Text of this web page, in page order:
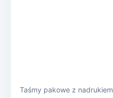
Taśmy pakowe z nadrukiem